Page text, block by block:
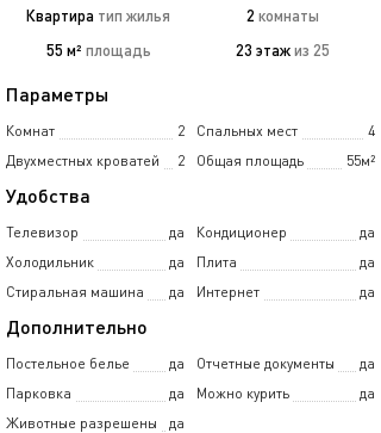
Квартира тип жилья 2 комнаты
55 м² площадь 23 этажиз 25
Параметры
Комнат 2 Спальных мест
4
Двухместных кроватей
2 Общая площадь 55м²
Удобства
Телевизор да Кондиционер
да
Холодильник
да Плита
да
Стиральная машина
да Интернет да
Дополнительно
Постельное белье да Отчетные документы
да
Парковка
да Можно курить
да
Животные разрешены
да